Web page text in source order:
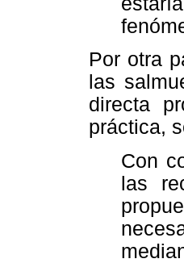
Por otra
las
directa
práctica,
Con
las